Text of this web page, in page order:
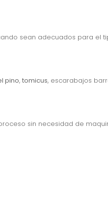
sean adecuados para el
pino, tomicus, escarabajos
sin necesidad de